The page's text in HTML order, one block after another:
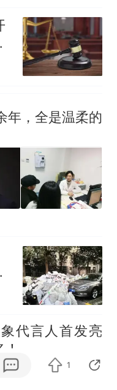
年，全是温柔的
代言人首发亮
1